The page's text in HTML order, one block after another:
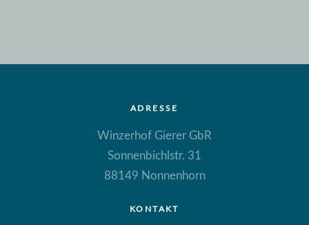
ADRESSE
Winzerhof Gierer GbR
Sonnenbichlstr. 31
88149 Nonnenhorn
KONTAKT